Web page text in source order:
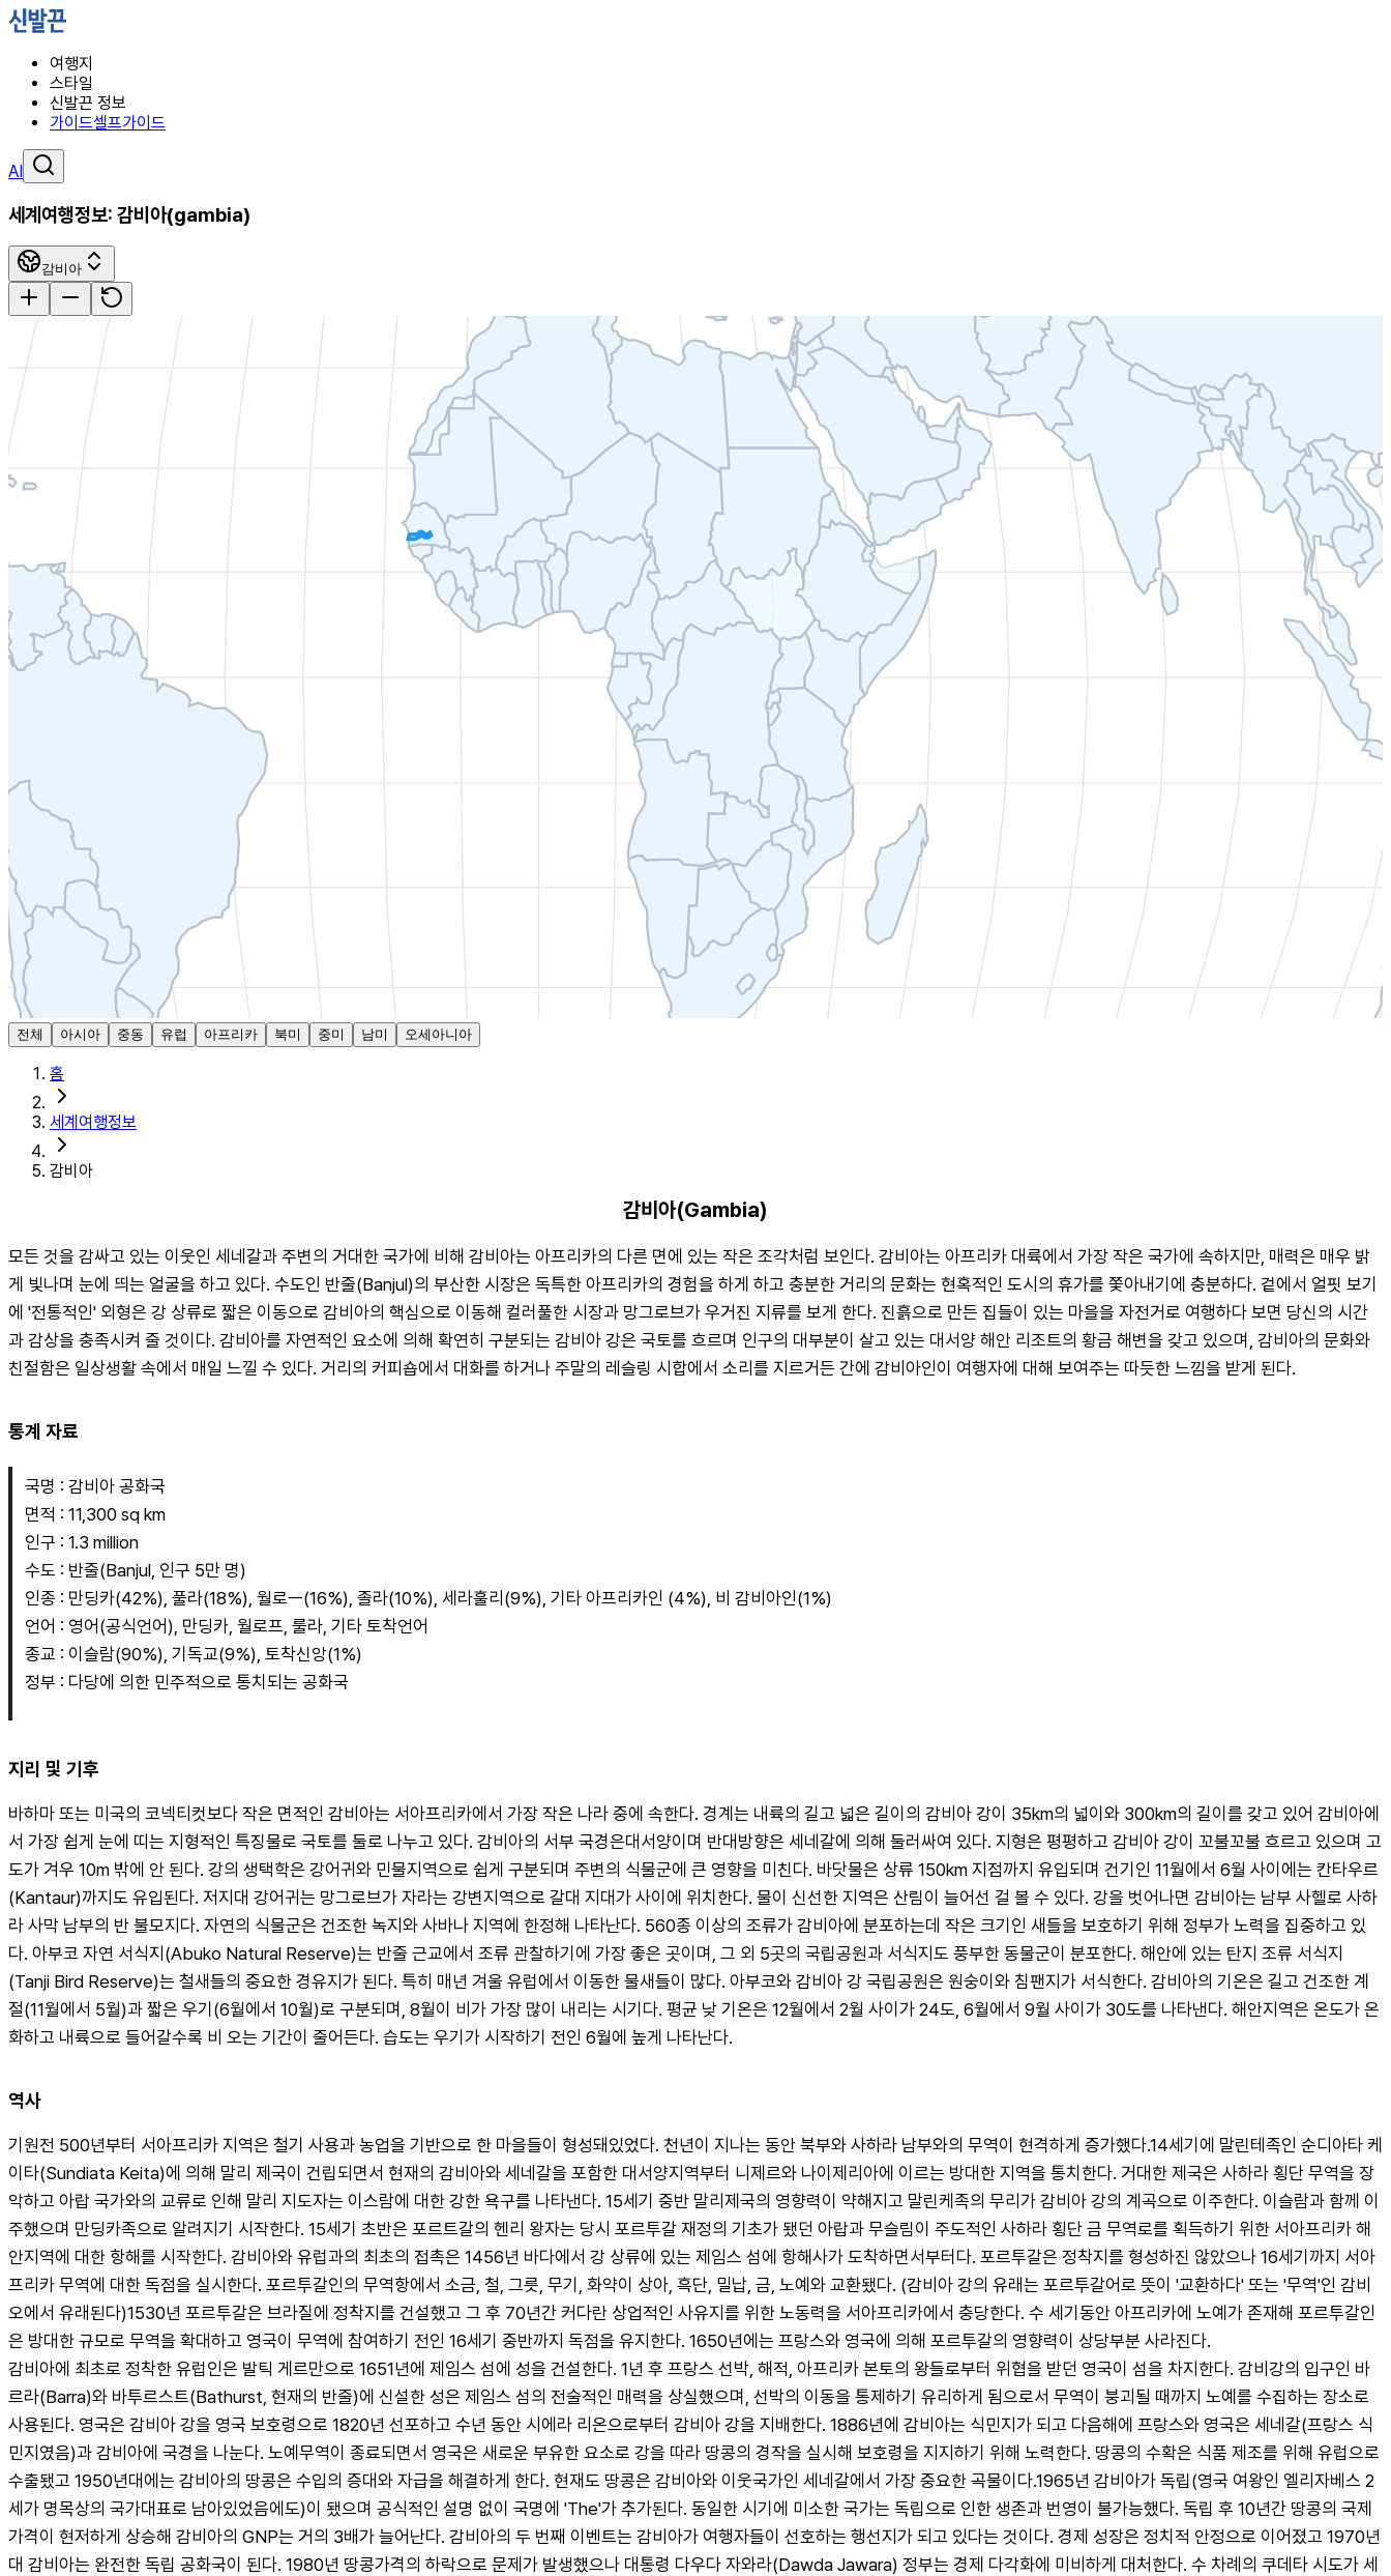
여행지
스타일
신발끈 정보
가이드셀프가이드
AI
세계여행정보: 감비아(gambia)
감비아
전체 아시아 중동 유럽 아프리카 북미 중미 남미 오세아니아
홈
세계여행정보
감비아
감비아(Gambia)
모든 것을 감싸고 있는 이웃인 세네갈과 주변의 거대한 국가에 비해 감비아는 아프리카의 다른 면에 있는 작은 조각처럼 보인다. 감비아는 아프리카 대륙에서 가장 작은 국가에 속하지만, 매력은 매우 밝
게 빛나며 눈에 띄는 얼굴을 하고 있다. 수도인 반줄(Banjul)의 부산한 시장은 독특한 아프리카의 경험을 하게 하고 충분한 거리의 문화는 현혹적인 도시의 휴가를 쫓아내기에 충분하다. 겉에서 얼핏 보기
에 '전통적인' 외형은 강 상류로 짧은 이동으로 감비아의 핵심으로 이동해 컬러풀한 시장과 망그로브가 우거진 지류를 보게 한다. 진흙으로 만든 집들이 있는 마을을 자전거로 여행하다 보면 당신의 시간
과 감상을 충족시켜 줄 것이다. 감비아를 자연적인 요소에 의해 확연히 구분되는 감비아 강은 국토를 흐르며 인구의 대부분이 살고 있는 대서양 해안 리조트의 황금 해변을 갖고 있으며, 감비아의 문화와
친절함은 일상생활 속에서 매일 느낄 수 있다. 거리의 커피숍에서 대화를 하거나 주말의 레슬링 시합에서 소리를 지르거든 간에 감비아인이 여행자에 대해 보여주는 따듯한 느낌을 받게 된다.
통계 자료
국명 : 감비아 공화국
면적 : 11,300 sq km
인구 : 1.3 million
수도 : 반줄(Banjul, 인구 5만 명)
인종 : 만딩카(42%), 풀라(18%), 월로ㅡ(16%), 졸라(10%), 세라훌리(9%), 기타 아프리카인 (4%), 비 감비아인(1%)
언어 : 영어(공식언어), 만딩카, 월로프, 룰라, 기타 토착언어
종교 : 이슬람(90%), 기독교(9%), 토착신앙(1%)
정부 : 다당에 의한 민주적으로 통치되는 공화국
지리 및 기후
바하마 또는 미국의 코넥티컷보다 작은 면적인 감비아는 서아프리카에서 가장 작은 나라 중에 속한다. 경계는 내륙의 길고 넓은 길이의 감비아 강이 35km의 넓이와 300km의 길이를 갖고 있어 감비아에
서 가장 쉽게 눈에 띠는 지형적인 특징물로 국토를 둘로 나누고 있다. 감비아의 서부 국경은대서양이며 반대방향은 세네갈에 의해 둘러싸여 있다. 지형은 평평하고 감비아 강이 꼬불꼬불 흐르고 있으며 고
도가 겨우 10m 밖에 안 된다. 강의 생택학은 강어귀와 민물지역으로 쉽게 구분되며 주변의 식물군에 큰 영향을 미친다. 바닷물은 상류 150km 지점까지 유입되며 건기인 11월에서 6월 사이에는 칸타우르
(Kantaur)까지도 유입된다. 저지대 강어귀는 망그로브가 자라는 강변지역으로 갈대 지대가 사이에 위치한다. 물이 신선한 지역은 산림이 늘어선 걸 볼 수 있다. 강을 벗어나면 감비아는 남부 사헬로 사하
라 사막 남부의 반 불모지다. 자연의 식물군은 건조한 녹지와 사바나 지역에 한정해 나타난다. 560종 이상의 조류가 감비아에 분포하는데 작은 크기인 새들을 보호하기 위해 정부가 노력을 집중하고 있
다. 아부코 자연 서식지(Abuko Natural Reserve)는 반줄 근교에서 조류 관찰하기에 가장 좋은 곳이며, 그 외 5곳의 국립공원과 서식지도 풍부한 동물군이 분포한다. 해안에 있는 탄지 조류 서식지
(Tanji Bird Reserve)는 철새들의 중요한 경유지가 된다. 특히 매년 겨울 유럽에서 이동한 물새들이 많다. 아부코와 감비아 강 국립공원은 원숭이와 침팬지가 서식한다. 감비아의 기온은 길고 건조한 계
절(11월에서 5월)과 짧은 우기(6월에서 10월)로 구분되며, 8월이 비가 가장 많이 내리는 시기다. 평균 낮 기온은 12월에서 2월 사이가 24도, 6월에서 9월 사이가 30도를 나타낸다. 해안지역은 온도가 온
화하고 내륙으로 들어갈수록 비 오는 기간이 줄어든다. 습도는 우기가 시작하기 전인 6월에 높게 나타난다.
역사
기원전 500년부터 서아프리카 지역은 철기 사용과 농업을 기반으로 한 마을들이 형성돼있었다. 천년이 지나는 동안 북부와 사하라 남부와의 무역이 현격하게 증가했다.14세기에 말린테족인 순디아타 케
이타(Sundiata Keita)에 의해 말리 제국이 건립되면서 현재의 감비아와 세네갈을 포함한 대서양지역부터 니제르와 나이제리아에 이르는 방대한 지역을 통치한다. 거대한 제국은 사하라 횡단 무역을 장
악하고 아랍 국가와의 교류로 인해 말리 지도자는 이스람에 대한 강한 욕구를 나타낸다. 15세기 중반 말리제국의 영향력이 약해지고 말린케족의 무리가 감비아 강의 계곡으로 이주한다. 이슬람과 함께 이
주했으며 만딩카족으로 알려지기 시작한다. 15세기 초반은 포르트갈의 헨리 왕자는 당시 포르투갈 재정의 기초가 됐던 아랍과 무슬림이 주도적인 사하라 횡단 금 무역로를 획득하기 위한 서아프리카 해
안지역에 대한 항해를 시작한다. 감비아와 유럽과의 최초의 접촉은 1456년 바다에서 강 상류에 있는 제임스 섬에 항해사가 도착하면서부터다. 포르투갈은 정착지를 형성하진 않았으나 16세기까지 서아
프리카 무역에 대한 독점을 실시한다. 포르투갈인의 무역항에서 소금, 철, 그릇, 무기, 화약이 상아, 흑단, 밀납, 금, 노예와 교환됐다. (감비아 강의 유래는 포르투갈어로 뜻이 '교환하다' 또는 '무역'인 감비
오에서 유래된다)1530년 포르투갈은 브라질에 정착지를 건설했고 그 후 70년간 커다란 상업적인 사유지를 위한 노동력을 서아프리카에서 충당한다. 수 세기동안 아프리카에 노예가 존재해 포르투갈인
은 방대한 규모로 무역을 확대하고 영국이 무역에 참여하기 전인 16세기 중반까지 독점을 유지한다. 1650년에는 프랑스와 영국에 의해 포르투갈의 영향력이 상당부분 사라진다.
감비아에 최초로 정착한 유럽인은 발틱 게르만으로 1651년에 제임스 섬에 성을 건설한다. 1년 후 프랑스 선박, 해적, 아프리카 본토의 왕들로부터 위협을 받던 영국이 섬을 차지한다. 감비강의 입구인 바
르라(Barra)와 바투르스트(Bathurst, 현재의 반줄)에 신설한 성은 제임스 섬의 전술적인 매력을 상실했으며, 선박의 이동을 통제하기 유리하게 됨으로서 무역이 붕괴될 때까지 노예를 수집하는 장소로
사용된다. 영국은 감비아 강을 영국 보호령으로 1820년 선포하고 수년 동안 시에라 리온으로부터 감비아 강을 지배한다. 1886년에 감비아는 식민지가 되고 다음해에 프랑스와 영국은 세네갈(프랑스 식
민지였음)과 감비아에 국경을 나눈다. 노예무역이 종료되면서 영국은 새로운 부유한 요소로 강을 따라 땅콩의 경작을 실시해 보호령을 지지하기 위해 노력한다. 땅콩의 수확은 식품 제조를 위해 유럽으로
수출됐고 1950년대에는 감비아의 땅콩은 수입의 증대와 자급을 해결하게 한다. 현재도 땅콩은 감비아와 이웃국가인 세네갈에서 가장 중요한 곡물이다.1965년 감비아가 독립(영국 여왕인 엘리자베스 2
세가 명목상의 국가대표로 남아있었음에도)이 됐으며 공식적인 설명 없이 국명에 'The'가 추가된다. 동일한 시기에 미소한 국가는 독립으로 인한 생존과 번영이 불가능했다. 독립 후 10년간 땅콩의 국제
가격이 현저하게 상승해 감비아의 GNP는 거의 3배가 늘어난다. 감비아의 두 번째 이벤트는 감비아가 여행자들이 선호하는 행선지가 되고 있다는 것이다. 경제 성장은 정치적 안정으로 이어졌고 1970년
대 감비아는 완전한 독립 공화국이 된다. 1980년 땅콩가격의 하락으로 문제가 발생했으나 대통령 다우다 자와라(Dawda Jawara) 정부는 경제 다각화에 미비하게 대처한다. 수 차례의 쿠데타 시도가 세